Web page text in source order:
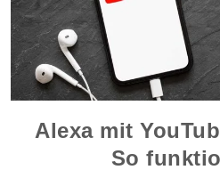
Alexa mit
So